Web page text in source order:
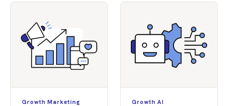
Growth Marketing Growth AI